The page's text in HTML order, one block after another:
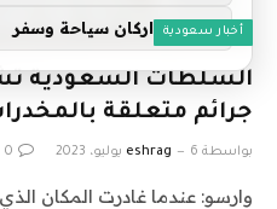
أخبار سعودية
السلطات السعودية
جرائم متعلقة
بواسطة eshrag 6 يوليو، 2023 0
وارسو: عندما غادرت المكان
اركان سياحة وسفر